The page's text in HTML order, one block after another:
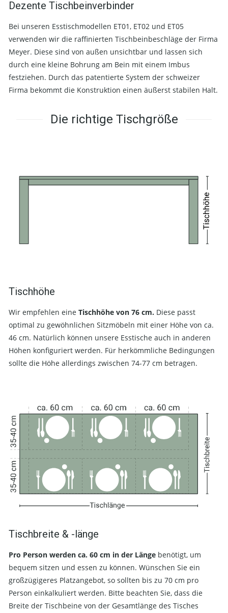
Dezente Tischbeinverbinder
Bei unseren Esstischmodellen ET01, ET02 und ET05
verwenden wir die raffinierten Tischbeinbeschläge der Firma
Meyer. Diese sind von außen unsichtbar und lassen sich
durch eine kleine Bohrung am Bein mit einem Imbus
festziehen. Durch das patentierte System der schweizer
Firma bekommt die Konstruktion einen äußerst stabilen Halt.
Die richtige Tischgröße
Tischhöhe
Wir empfehlen eine Tischhöhe von 76 cm. Diese passt
optimal zu gewöhnlichen Sitzmöbeln mit einer Höhe von ca.
46 cm. Natürlich können unsere Esstische auch in anderen
Höhen konfiguriert werden. Für herkömmliche Bedingungen
sollte die Höhe allerdings zwischen 74-77 cm betragen.
Tischbreite & -länge
Pro Person werden ca. 60 cm in der Länge benötigt, um
bequem sitzen und essen zu können. Wünschen Sie ein
großzügigeres Platzangebot, so sollten bis zu 70 cm pro
Person einkalkuliert werden. Bitte beachten Sie, dass die
Breite der Tischbeine von der Gesamtlänge des Tisches